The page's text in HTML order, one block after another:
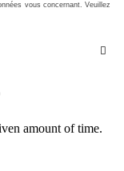
vous concernant. Veuillez
